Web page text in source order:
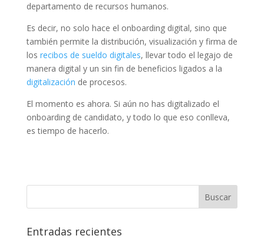
departamento de recursos humanos.
Es decir, no solo hace el onboarding digital, sino que
también permite la distribución, visualización y firma de
los recibos de sueldo digitales, llevar todo el legajo de
manera digital y un sin fin de beneficios ligados a la
digitalización de procesos.
El momento es ahora. Si aún no has digitalizado el
onboarding de candidato, y todo lo que eso conlleva,
es tiempo de hacerlo.
Entradas recientes